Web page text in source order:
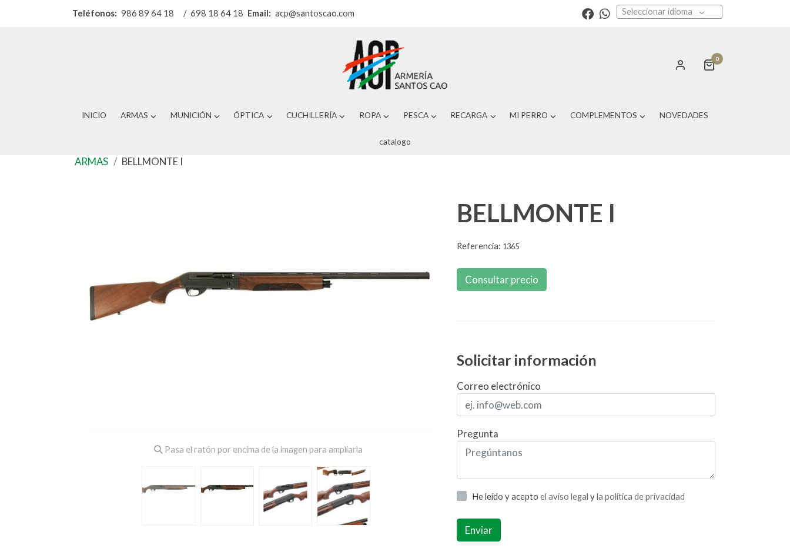
Teléfonos: 986 89 64 18 / 698 18 64 18 Email: acp@santoscao.com Seleccionar idioma
0
INICIO ARMAS MUNICIÓN ÓPTICA CUCHILLERÍA ROPA PESCA RECARGA MI PERRO COMPLEMENTOS NOVEDADES
catalogo
ARMAS BELLMONTE I
Pasa el ratón por encima de la imagen para ampliarla
BELLMONTE I
Referencia: 1365
Consultar precio
Solicitar información
Correo electrónico
Pregunta
He leído y acepto el aviso legal y la política de privacidad
Enviar